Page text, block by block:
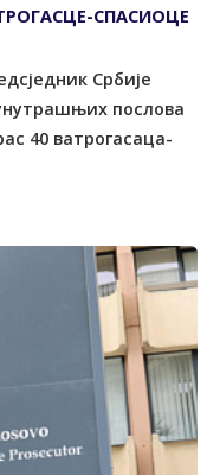
СПАСИОЦЕ
Србије
послова
40 ватрогасаца-